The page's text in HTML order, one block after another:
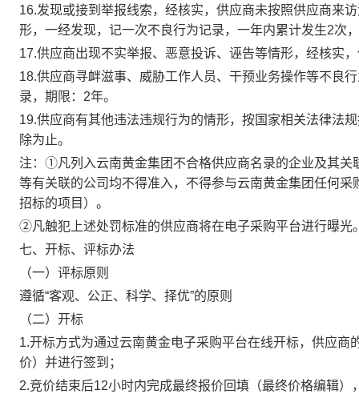
16.发现或接到举报线索，经核实，供应商未按照供应商来
形，一经发现，记一次不良行为记录，一年内累计发生2次
17.供应商出现不实举报、恶意投诉、诬告等情形，经核实
18.供应商寻衅滋事、威胁工作人员、干预业务操作等不良
录，期限：2年。
19.供应商有其他违法违规行为的情形，按国家相关法律法
除为止。
注：①凡列入云南黄金集团不合格供应商名录的企业及其
等有关联的公司均不得准入，不得参与云南黄金集团任何
招标的项目）。
②凡触犯上述处罚标准的供应商将在电子采购平台进行曝光
七、开标、评标办法
（一）评标原则
遵循“客观、公正、科学、择优”的原则
（二）开标
1.开标方式为通过云南黄金电子采购平台在线开标，供应
价）并进行签到；
2.竞价结束后12小时内完成最终报价回填（最终价格编辑